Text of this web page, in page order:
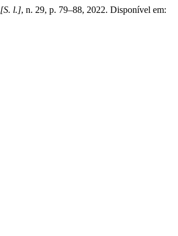
[S. l.], n. 29, p. 79–88, 2022. Disponível em: